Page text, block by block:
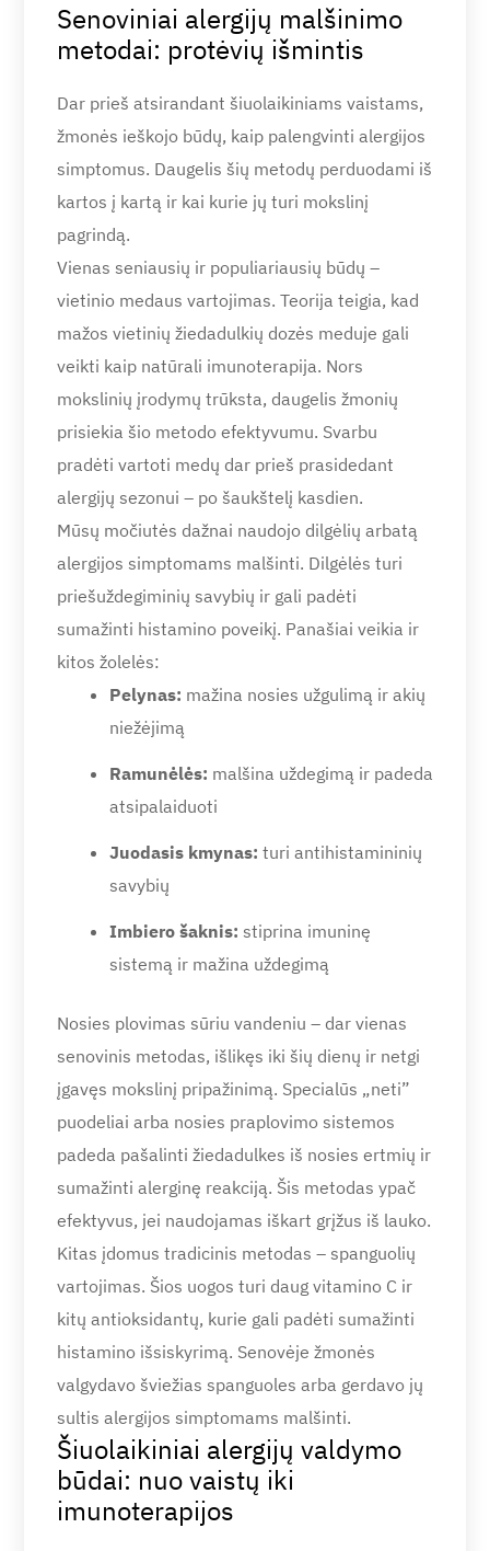
Senoviniai alergijų malšinimo
metodai: protėvių išmintis
Dar prieš atsirandant šiuolaikiniams vaistams,
žmonės ieškojo būdų, kaip palengvinti alergijos
simptomus. Daugelis šių metodų perduodami iš
kartos į kartą ir kai kurie jų turi mokslinį
pagrindą.
Vienas seniausių ir populiariausių būdų –
vietinio medaus vartojimas. Teorija teigia, kad
mažos vietinių žiedadulkių dozės meduje gali
veikti kaip natūrali imunoterapija. Nors
mokslinių įrodymų trūksta, daugelis žmonių
prisiekia šio metodo efektyvumu. Svarbu
pradėti vartoti medų dar prieš prasidedant
alergijų sezonui – po šaukštelį kasdien.
Mūsų močiutės dažnai naudojo dilgėlių arbatą
alergijos simptomams malšinti. Dilgėlės turi
priešuždegiminių savybių ir gali padėti
sumažinti histamino poveikį. Panašiai veikia ir
kitos žolelės:
Pelynas: mažina nosies užgulimą ir akių
niežėjimą
Ramunėlės: malšina uždegimą ir padeda
atsipalaiduoti
Juodasis kmynas: turi antihistamininių
savybių
Imbiero šaknis: stiprina imuninę
sistemą ir mažina uždegimą
Nosies plovimas sūriu vandeniu – dar vienas
senovinis metodas, išlikęs iki šių dienų ir netgi
įgavęs mokslinį pripažinimą. Specialūs „neti”
puodeliai arba nosies praplovimo sistemos
padeda pašalinti žiedadulkes iš nosies ertmių ir
sumažinti alerginę reakciją. Šis metodas ypač
efektyvus, jei naudojamas iškart grįžus iš lauko.
Kitas įdomus tradicinis metodas – spanguolių
vartojimas. Šios uogos turi daug vitamino C ir
kitų antioksidantų, kurie gali padėti sumažinti
histamino išsiskyrimą. Senovėje žmonės
valgydavo šviežias spanguoles arba gerdavo jų
sultis alergijos simptomams malšinti.
Šiuolaikiniai alergijų valdymo
būdai: nuo vaistų iki
imunoterapijos